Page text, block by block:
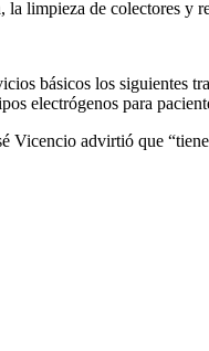
la limpieza de colectores
básicos los siguientes
electrógenos para
Vicencio advirtió que